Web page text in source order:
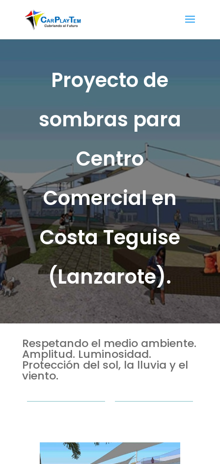
Proyecto de
sombras para
Centro
Comercial en
Costa Teguise
(Lanzarote).
Respetando el medio ambiente.
Amplitud. Luminosidad.
Protección del sol, la lluvia y el
viento.